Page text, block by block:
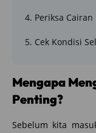
4. Periksa Cairan
5. Cek Kondisi
Mengapa
Penting?
Sebelum kita